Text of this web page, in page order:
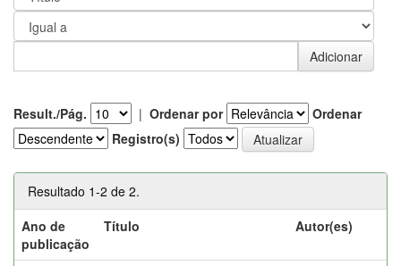
Result./Pág. | Ordenar por
Ordenar
Registro(s)
Resultado 1-2 de 2.
Ano de
publicação
Título Autor(es)